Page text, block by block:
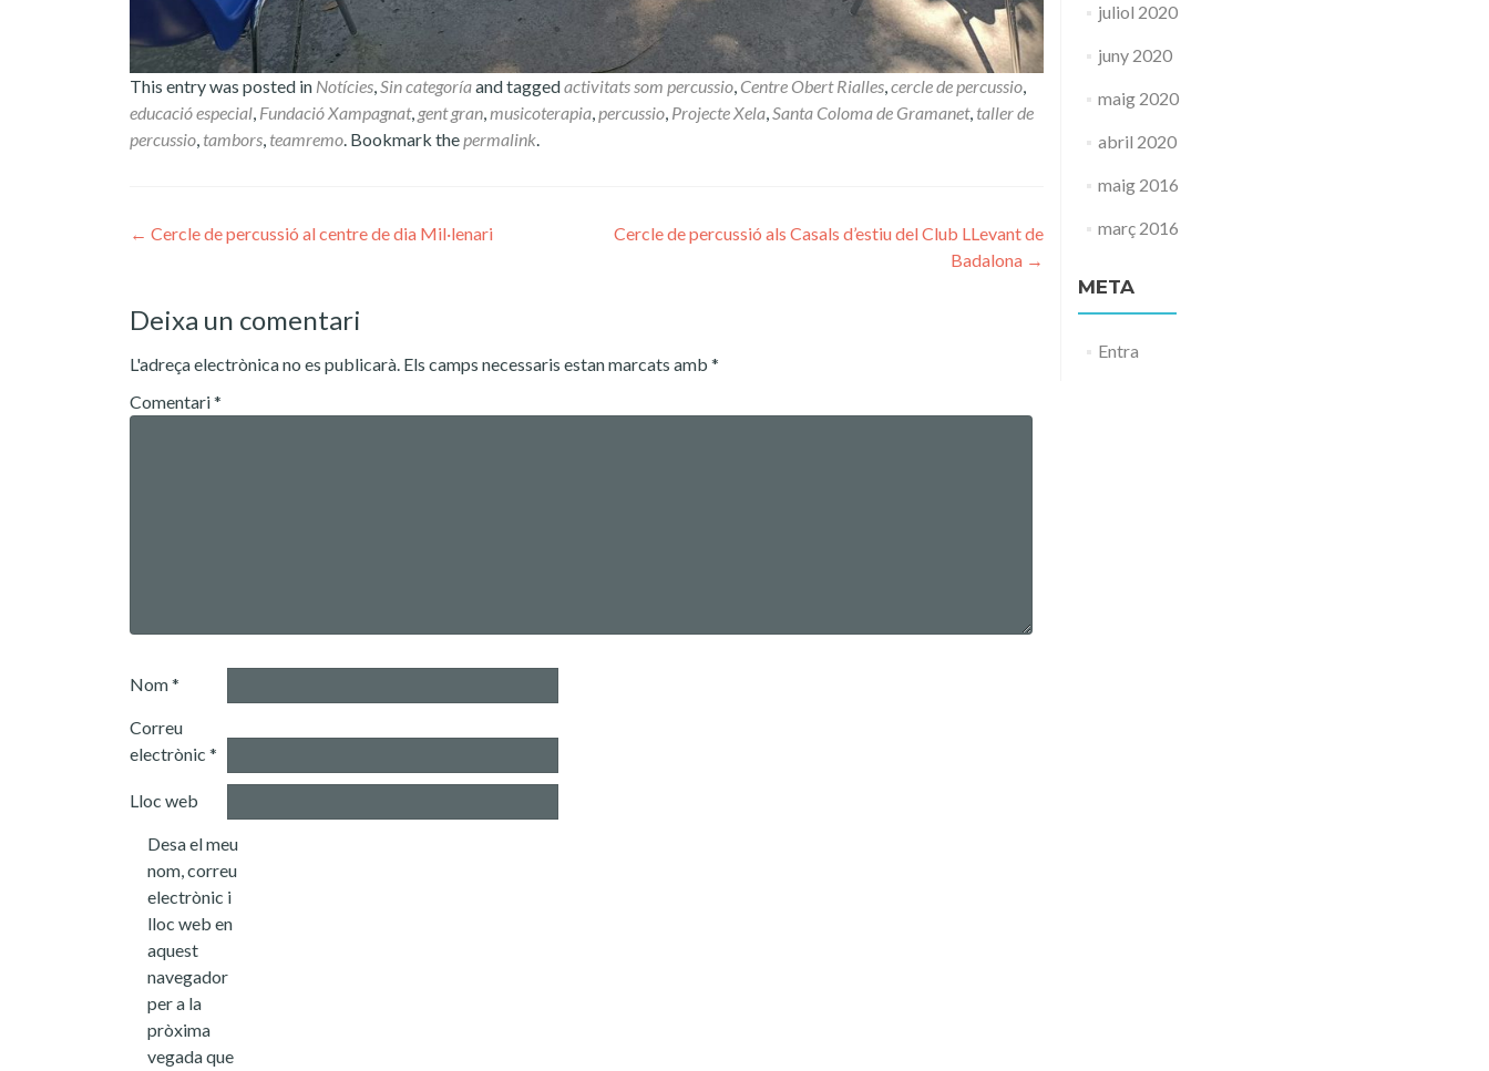
This entry was posted in Notícies Sin categoríaand taggedactivitats som percussio Centre Obert Rialles cercle de percussio
educació especial Fundació Xampagnat, gent gran musicoterapia percussio Projecte Xela Santa Coloma de Gramanet, taller de
percussio tambors teamremo . Bookmark the permalink
Post
← Cercle de percussió al centre de dia Mil·lenari
Cercle de percussió als Casals d’estiu del Club LLevant de
Badalona →
Deixa un comentari
L'adreça electrònica no es publicarà. Els camps necessaris estan marcats amb *
Comentari*
Nom*
Correu
electrònic *
Lloc web
Desa el meu
nom, correu
electrònic i
lloc web en
aquest
navegador
per a la
pròxima
vegada que
juliol 2020
juny 2020
maig 2020
abril 2020
maig 2016
març 2016
META
Entra